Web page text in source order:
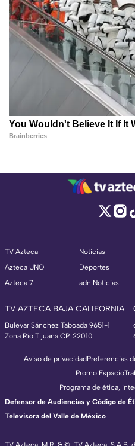
TV Azteca
Azteca UNO
Azteca 7
Noticias
Deportes
adn Noticias
TV AZTECA BAJA CALIFORNIA
Bulevar Sánchez Taboada 9651-1
Zona Río Tijuana CP. 22010
Aviso de privacidadPreferencias
Promo Espacio
Programa de ética,
Defensor de Audiencias y Código de
Televisora del Valle de México